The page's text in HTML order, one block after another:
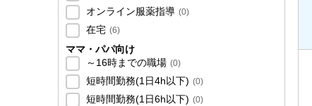
オンライン服薬指導 (0)
在宅 (6)
ママ・パパ向け
～16時までの職場 (0)
短時間勤務(1日4h以下) (0)
短時間勤務(1日6h以下) (0)